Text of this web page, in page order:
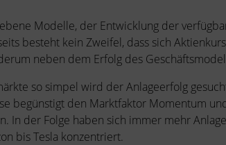
Modelle, der Entwicklung der
besteht kein Zweifel, dass sich
neben dem Erfolg des
so simpel wird der Anlageerfolg
begünstigt den Marktfaktor Momentum
der Folge haben sich immer mehr
bis Tesla konzentriert.